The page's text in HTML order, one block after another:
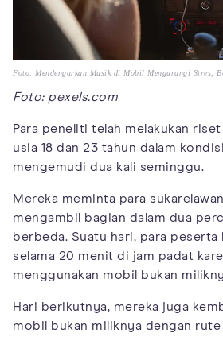
Foto: Mendengarkan Musik di Mobil Mengurangi Stres,
Foto: pexels.com
Para peneliti telah melakukan
usia 18 dan 23 tahun dalam
mengemudi dua kali seminggu.
Mereka meminta para
mengambil bagian dalam dua
berbeda. Suatu hari, para peserta
selama 20 menit di jam padat
menggunakan mobil bukan
Hari berikutnya, mereka juga
mobil bukan miliknya dengan rute